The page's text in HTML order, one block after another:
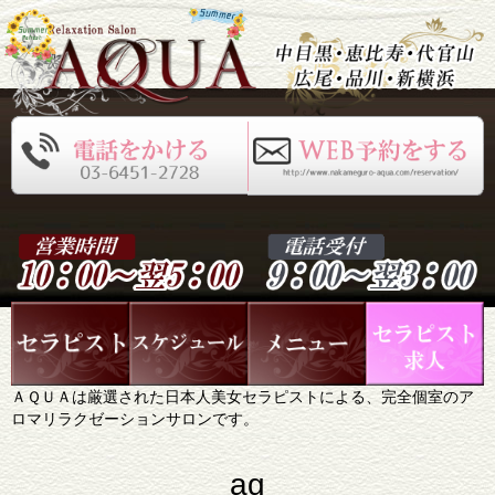
ＡＱＵＡは厳選された日本人美女セラピストによる、完全個室のア
ロマリラクゼーションサロンです。
ag